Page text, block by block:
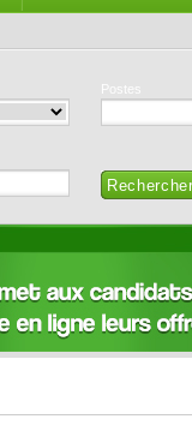
Postes